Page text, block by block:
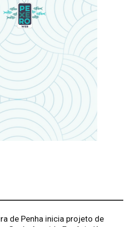
de Penha inicia projeto de